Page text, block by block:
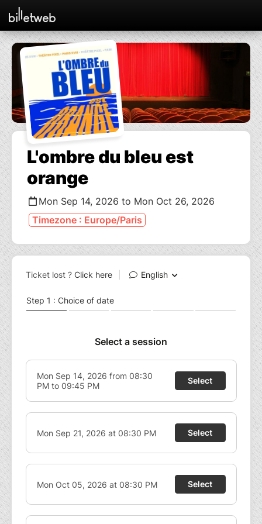
L'ombre du bleu est
orange
Mon Sep 14, 2026 to Mon Oct 26, 2026
Timezone : Europe/Paris